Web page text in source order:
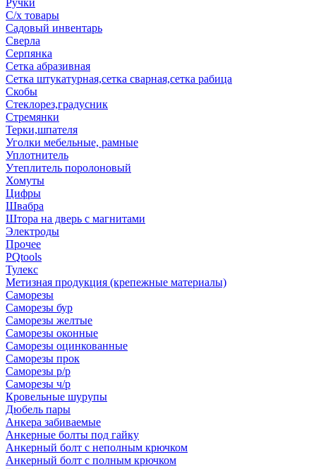
Ручки
С/х товары
Садовый инвентарь
Сверла
Серпянка
Сетка абразивная
Сетка штукатурная,сетка сварная,сетка рабица
Скобы
Стеклорез,градусник
Стремянки
Терки,шпателя
Уголки мебельные, рамные
Уплотнитель
Утеплитель поролоновый
Хомуты
Цифры
Швабра
Штора на дверь с магнитами
Электроды
Прочее
PQtools
Тулекс
Метизная продукция (крепежные материалы)
Саморезы
Саморезы бур
Саморезы желтые
Саморезы оконные
Саморезы оцинкованные
Саморезы прок
Саморезы р/р
Саморезы ч/р
Кровельные шурупы
Дюбель пары
Анкера забиваемые
Анкерные болты под гайку
Анкерный болт с неполным крючком
Анкерный болт с полным крючком